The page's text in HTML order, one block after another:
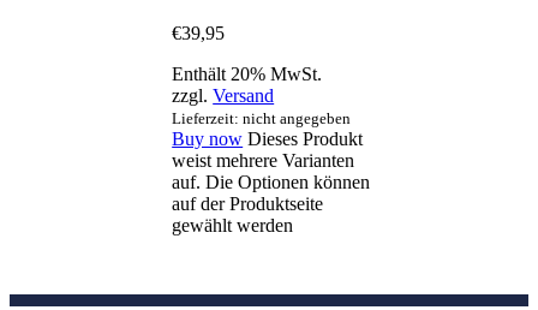
€39,95
Enthält 20% MwSt.
zzgl.Versand
Lieferzeit: nicht angegeben
Buy now Dieses Produkt
weist mehrere Varianten
auf. Die Optionen können
auf der Produktseite
gewählt werden